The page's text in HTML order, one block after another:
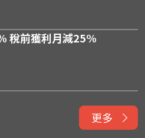
豐興自結7月營收月減1% 稅前獲利月減25%
更多